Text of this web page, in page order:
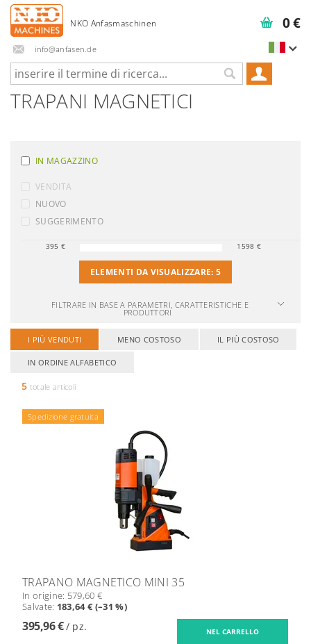
info@anfasen.de
0 €
TRAPANI MAGNETICI
IN MAGAZZINO
VENDITA
NUOVO
SUGGERIMENTO
395 € 1598 €
ELEMENTI DA VISUALIZZARE: 5
FILTRARE IN BASE A PARAMETRI, CARATTERISTICHE E
PRODUTTORI
I PIÙ VENDUTI MENO COSTOSO IL PIÙ COSTOSO
IN ORDINE ALFABETICO
5 totale articoli
Spedizione gratuita
TRAPANO MAGNETICO MINI 35
In origine: 579,60 €
Salvate: 183,64 € (–31 %)
395,96 €/ pz.